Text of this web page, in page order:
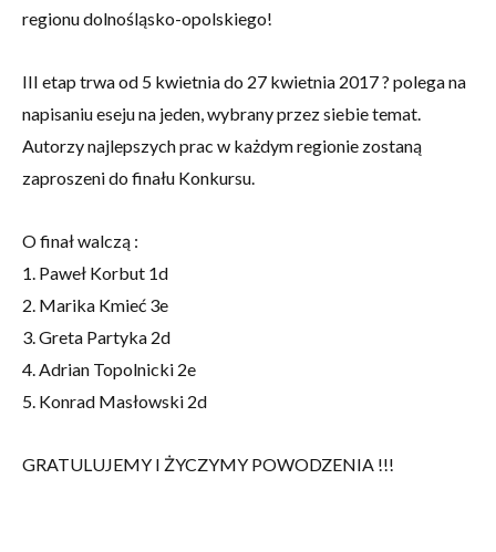
regionu dolnośląsko-opolskiego!
III etap trwa od 5 kwietnia do 27 kwietnia 2017 ? polega na
napisaniu eseju na jeden, wybrany przez siebie temat.
Autorzy najlepszych prac w każdym regionie zostaną
zaproszeni do finału Konkursu.
O finał walczą :
1. Paweł Korbut 1d
2. Marika Kmieć 3e
3. Greta Partyka 2d
4. Adrian Topolnicki 2e
5. Konrad Masłowski 2d
GRATULUJEMY I ŻYCZYMY POWODZENIA !!!